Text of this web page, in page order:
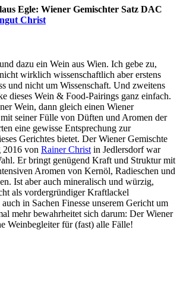
Egle: Wiener Gemischter Satz DAC
Christ
dazu ein Wein aus Wien. Ich gebe zu,
wirklich wissenschaftlich aber erstens
und nicht um Wissenschaft. Und zweitens
dieses Wein & Food-Pairings ganz einfach.
Wein, dann gleich einen Wiener
seiner Fülle von Düften und Aromen der
eine gewisse Entsprechung zur
Gerichtes bietet. Der Wiener Gemischte
2016 von Rainer Christ in Jedlersdorf war
Er bringt genügend Kraft und Struktur mit
Aromen von Kernöl, Radieschen und
Ist aber auch mineralisch und würzig,
als vordergründiger Kraftlackel
in Sachen Finesse unserem Gericht um
mehr bewahrheitet sich darum: Der Wiener
Weinbegleiter für (fast) alle Fälle!